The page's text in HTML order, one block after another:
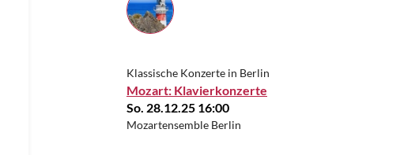
Klassische Konzerte in Berlin
Mozart: Klavierkonzerte
So. 28.12.25 16:00
Mozartensemble Berlin